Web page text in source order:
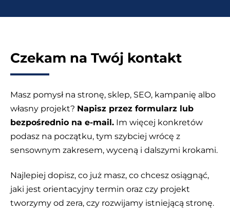
Czekam na Twój kontakt
Masz pomysł na stronę, sklep, SEO, kampanię albo
własny projekt? Napisz przez formularz lub
bezpośrednio na e-mail. Im więcej konkretów
podasz na początku, tym szybciej wrócę z
sensownym zakresem, wyceną i dalszymi krokami.
Najlepiej dopisz, co już masz, co chcesz osiągnąć,
jaki jest orientacyjny termin oraz czy projekt
tworzymy od zera, czy rozwijamy istniejącą stronę.